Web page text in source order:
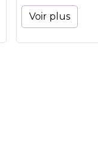
Voir plus